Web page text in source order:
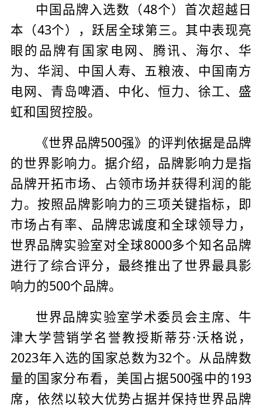
中国品牌入选数（48个）首次超越日
本（43个），跃居全球第三。其中表现亮
眼的品牌有国家电网、腾讯、海尔、华
为、华润、中国人寿、五粮液、中国南方
电网、青岛啤酒、中化、恒力、徐工、盛
虹和国贸控股。
《世界品牌500强》的评判依据是品牌
的世界影响力。据介绍，品牌影响力是指
品牌开拓市场、占领市场并获得利润的能
力。按照品牌影响力的三项关键指标，即
市场占有率、品牌忠诚度和全球领导力，
世界品牌实验室对全球8000多个知名品牌
进行了综合评分，最终推出了世界最具影
响力的500个品牌。
世界品牌实验室学术委员会主席、牛
津大学营销学名誉教授斯蒂芬·沃格说，
2023年入选的国家总数为32个。从品牌数
量的国家分布看，美国占据500强中的193
席，依然以较大优势占据并保持世界品牌